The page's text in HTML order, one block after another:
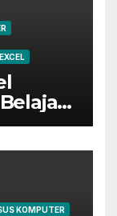
KOMPUTER